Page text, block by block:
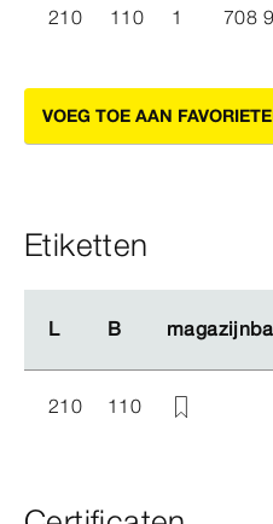
210 110 1 708
VOEG TOE AAN
Etiketten
L B
L B
210 110